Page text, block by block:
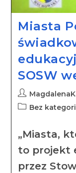
Miasta
SOSW
Bez
„Miasta,
to projekt
przez